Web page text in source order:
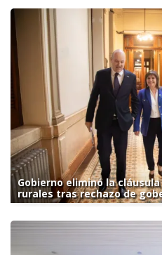
Gobierno eliminó la
rurales tras rechazo de